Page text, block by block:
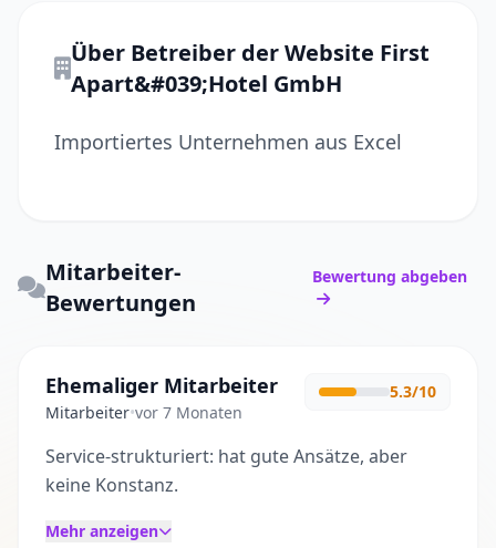
Über Betreiber der Website First
Apart&#039;Hotel GmbH
Importiertes Unternehmen aus Excel
Mitarbeiter-
Bewertungen
Bewertung abgeben
Ehemaliger Mitarbeiter
Mitarbeiter•vor 7 Monaten
5.3/10
Service-strukturiert: hat gute Ansätze, aber
keine Konstanz.
Mehr anzeigen